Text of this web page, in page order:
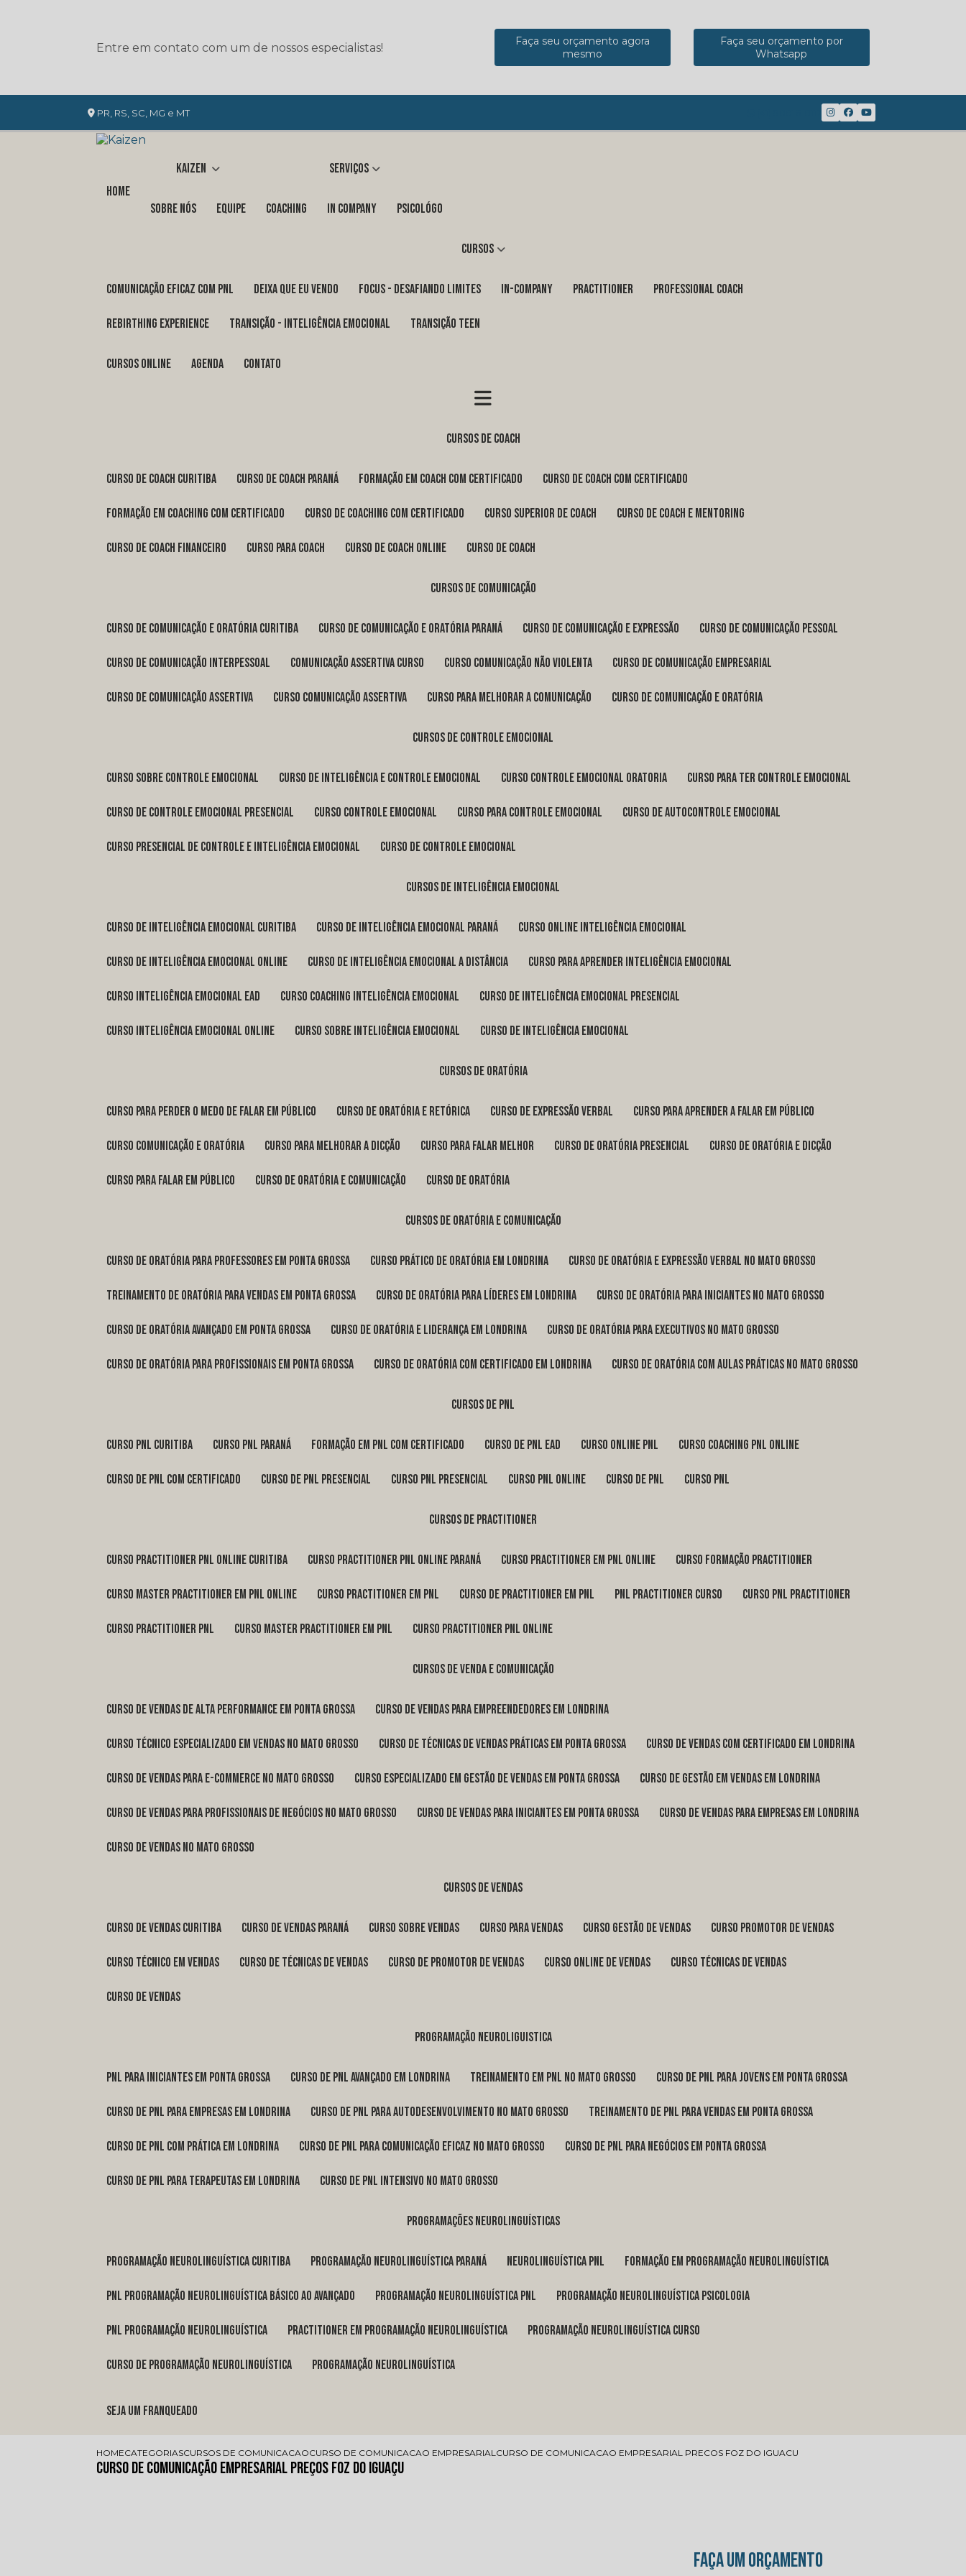
Entre em contato com um de nossos especialistas!
Faça seu orçamento agora
mesmo
Faça seu orçamento por
Whatsapp
PR, RS, SC, MG e MT
Home
Kaizen
Sobre nós Equipe
Serviços
Coaching in company Psicológo
Cursos
COMUNICAÇÃO EFICAZ COM PNL DEIXA QUE EU VENDO FOCUS - DESAFIANDO LIMITES In-Company PRACTITIONER PROFESSIONAL COACH
REBIRTHING EXPERIENCE TRANSIÇÃO - INTELIGÊNCIA EMOCIONAL TRANSIÇÃO TEEN
Cursos Online Agenda Contato
cursos de coach
curso de coach Curitiba curso de coach Paraná formação em coach com certificado curso de coach com certificado
formação em coaching com certificado curso de coaching com certificado curso superior de coach curso de coach e mentoring
curso de coach financeiro curso para coach curso de coach online curso de coach
cursos de comunicação
curso de comunicação e oratória Curitiba curso de comunicação e oratória Paraná curso de comunicação e expressão curso de comunicação pessoal
curso de comunicação interpessoal comunicação assertiva curso curso comunicação não violenta curso de comunicação empresarial
curso de comunicação assertiva curso comunicação assertiva curso para melhorar a comunicação curso de comunicação e oratória
cursos de controle emocional
curso sobre controle emocional curso de inteligência e controle emocional curso controle emocional oratoria curso para ter controle emocional
curso de controle emocional presencial curso controle emocional curso para controle emocional curso de autocontrole emocional
curso presencial de controle e inteligência emocional curso de controle emocional
cursos de inteligência emocional
curso de inteligência emocional Curitiba curso de inteligência emocional Paraná curso online inteligência emocional
curso de inteligência emocional online curso de inteligência emocional a distância curso para aprender inteligência emocional
curso inteligência emocional ead curso coaching inteligência emocional curso de inteligência emocional presencial
curso inteligência emocional online curso sobre inteligência emocional curso de inteligência emocional
cursos de oratória
curso para perder o medo de falar em público curso de oratória e retórica curso de expressão verbal curso para aprender a falar em público
curso comunicação e oratória curso para melhorar a dicção curso para falar melhor curso de oratória presencial curso de oratória e dicção
curso para falar em público curso de oratória e comunicação curso de oratória
cursos de oratória e comunicação
curso de oratória para professores em Ponta Grossa curso prático de oratória em Londrina curso de oratória e expressão verbal no Mato Grosso
treinamento de oratória para vendas em Ponta Grossa curso de oratória para líderes em Londrina curso de oratória para iniciantes no Mato Grosso
curso de oratória avançado em Ponta Grossa curso de oratória e liderança em Londrina curso de oratória para executivos no Mato Grosso
curso de oratória para profissionais em Ponta Grossa curso de oratória com certificado em Londrina curso de oratória com aulas práticas no Mato Grosso
cursos de pnl
curso pnl Curitiba curso pnl Paraná formação em pnl com certificado curso de pnl ead curso online pnl curso coaching pnl online
curso de pnl com certificado curso de pnl presencial curso pnl presencial curso pnl online curso de pnl curso pnl
cursos de practitioner
curso practitioner pnl online Curitiba curso practitioner pnl online Paraná curso practitioner em pnl online curso formação practitioner
curso master practitioner em pnl online curso practitioner em pnl curso de practitioner em pnl pnl practitioner curso curso pnl practitioner
curso practitioner pnl curso master practitioner em pnl curso practitioner pnl online
cursos de venda e comunicação
curso de vendas de alta performance em Ponta Grossa curso de vendas para empreendedores em Londrina
curso técnico especializado em vendas no Mato Grosso curso de técnicas de vendas práticas em Ponta Grossa curso de vendas com certificado em Londrina
curso de vendas para e-commerce no Mato Grosso curso especializado em gestão de vendas em Ponta Grossa curso de gestão em vendas em Londrina
curso de vendas para profissionais de negócios no Mato Grosso curso de vendas para iniciantes em Ponta Grossa curso de vendas para empresas em Londrina
curso de vendas no Mato Grosso
cursos de vendas
curso de vendas Curitiba curso de vendas Paraná curso sobre vendas curso para vendas curso gestão de vendas curso promotor de vendas
curso técnico em vendas curso de técnicas de vendas curso de promotor de vendas curso online de vendas curso técnicas de vendas
curso de vendas
programação neuroliguistica
pnl para iniciantes em Ponta Grossa curso de pnl avançado em Londrina treinamento em pnl no Mato Grosso curso de pnl para jovens em Ponta Grossa
curso de pnl para empresas em Londrina curso de pnl para autodesenvolvimento no Mato Grosso treinamento de pnl para vendas em Ponta Grossa
curso de pnl com prática em Londrina curso de pnl para comunicação eficaz no Mato Grosso curso de pnl para negócios em Ponta Grossa
curso de pnl para terapeutas em Londrina curso de pnl intensivo no Mato Grosso
programações neurolinguísticas
programação neurolinguística Curitiba programação neurolinguística Paraná neurolinguística pnl formação em programação neurolinguística
pnl programação neurolinguística básico ao avançado programação neurolinguística pnl programação neurolinguística psicologia
pnl programação neurolinguística practitioner em programação neurolinguística programação neurolinguística curso
curso de programação neurolinguística programação neurolinguística
Seja um franqueado
HOMECATEGORIASCURSOS DE COMUNICACAOCURSO DE COMUNICACAO EMPRESARIALCURSO DE COMUNICACAO EMPRESARIAL PRECOS FOZ DO IGUACU
Curso de Comunicação Empresarial Preços Foz do Iguaçu
FAÇA UM ORÇAMENTO